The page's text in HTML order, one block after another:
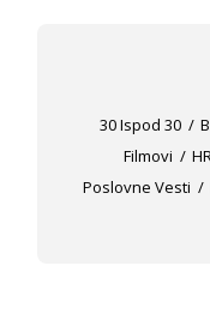
30 Ispod 30
Filmovi
Poslovne Vesti